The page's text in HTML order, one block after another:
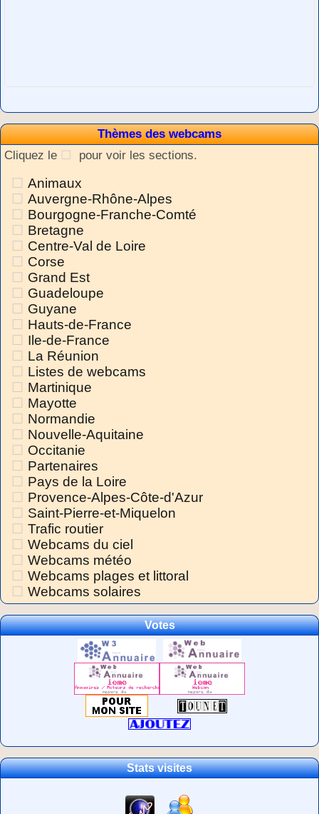
Thèmes des webcams
Cliquez le
pour voir les sections.
Animaux
Auvergne-Rhône-Alpes
Bourgogne-Franche-Comté
Bretagne
Centre-Val de Loire
Corse
Grand Est
Guadeloupe
Guyane
Hauts-de-France
Ile-de-France
La Réunion
Listes de webcams
Martinique
Mayotte
Normandie
Nouvelle-Aquitaine
Occitanie
Partenaires
Pays de la Loire
Provence-Alpes-Côte-d'Azur
Saint-Pierre-et-Miquelon
Trafic routier
Webcams du ciel
Webcams météo
Webcams plages et littoral
Webcams solaires
Votes
Stats visites